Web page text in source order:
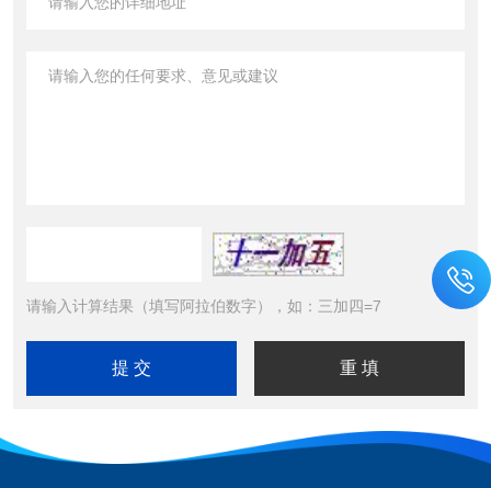
请输入计算结果（填写阿拉伯数字），如：三加四=7